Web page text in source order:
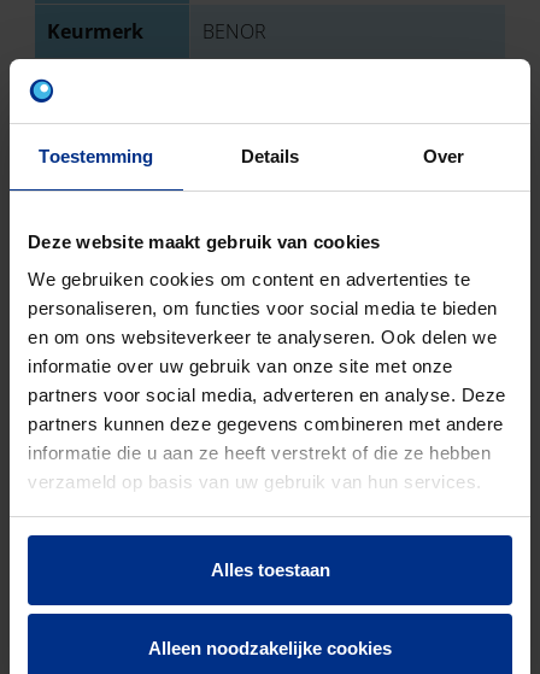
Toestemming Details Over
Deze website maakt gebruik van cookies
We gebruiken cookies om content en advertenties te
personaliseren, om functies voor social media te bieden
en om ons websiteverkeer te analyseren. Ook delen we
informatie over uw gebruik van onze site met onze
partners voor social media, adverteren en analyse. Deze
partners kunnen deze gegevens combineren met andere
informatie die u aan ze heeft verstrekt of die ze hebben
verzameld op basis van uw gebruik van hun services.
Alles toestaan
Alleen noodzakelijke cookies
Keurmerk BENOR
Aantal stuks
gewicht
code
DOWNLOADS
CONTACTEER ONS
Neem contact op met onze experts voor meer
informatie.